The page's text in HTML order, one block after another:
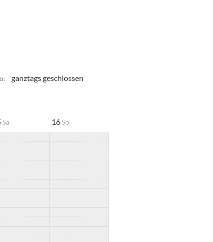
ganztags geschlossen
Sa 16So